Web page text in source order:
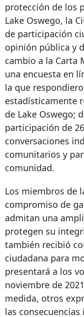
protección de los
Lake Oswego, la
de participación
opinión pública y
cambio a la Carta
una encuesta en
la que
estadísticamente
de Lake Oswego;
participación de
conversaciones
comunitarios y
comunidad.
Los miembros de
compromiso de
admitan una
protegen su
también recibió
ciudadana para
presentará a los
noviembre de
medida, otros
las